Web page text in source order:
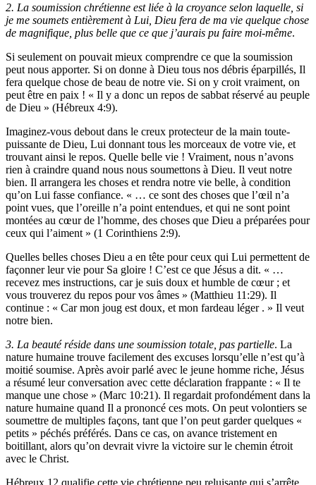
2. La soumission chrétienne est liée à la croyance selon laquelle, si
je me soumets entièrement à Lui, Dieu fera de ma vie quelque chose
de magnifique, plus belle que ce que j’aurais pu faire moi-même.
Si seulement on pouvait mieux comprendre ce que la soumission
peut nous apporter. Si on donne à Dieu tous nos débris éparpillés, Il
fera quelque chose de beau de notre vie. Si on y croit vraiment, on
peut être en paix ! « Il y a donc un repos de sabbat réservé au peuple
de Dieu » (Hébreux 4:9).
Imaginez-vous debout dans le creux protecteur de la main toute-
puissante de Dieu, Lui donnant tous les morceaux de votre vie, et
trouvant ainsi le repos. Quelle belle vie ! Vraiment, nous n’avons
rien à craindre quand nous nous soumettons à Dieu. Il veut notre
bien. Il arrangera les choses et rendra notre vie belle, à condition
qu’on Lui fasse confiance. « … ce sont des choses que l’œil n’a
point vues, que l’oreille n’a point entendues, et qui ne sont point
montées au cœur de l’homme, des choses que Dieu a préparées pour
ceux qui l’aiment » (1 Corinthiens 2:9).
Quelles belles choses Dieu a en tête pour ceux qui Lui permettent de
façonner leur vie pour Sa gloire ! C’est ce que Jésus a dit. « …
recevez mes instructions, car je suis doux et humble de cœur ; et
vous trouverez du repos pour vos âmes » (Matthieu 11:29). Il
continue : « Car mon joug est doux, et mon fardeau léger . » Il veut
notre bien.
3. La beauté réside dans une soumission totale, pas partielle. La
nature humaine trouve facilement des excuses lorsqu’elle n’est qu’à
moitié soumise. Après avoir parlé avec le jeune homme riche, Jésus
a résumé leur conversation avec cette déclaration frappante : « Il te
manque une chose » (Marc 10:21). Il regardait profondément dans la
nature humaine quand Il a prononcé ces mots. On peut volontiers se
soumettre de multiples façons, tant que l’on peut garder quelques «
petits » péchés préférés. Dans ce cas, on avance tristement en
boitillant, alors qu’on devrait vivre la victoire sur le chemin étroit
avec le Christ.
Hébreux 12 qualifie cette vie chrétienne peu reluisante qui s’arrête